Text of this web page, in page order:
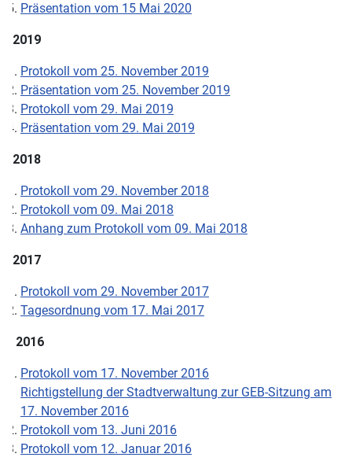
Präsentation vom 15 Mai 2020
2019
Protokoll vom 25. November 2019
Präsentation vom 25. November 2019
Protokoll vom 29. Mai 2019
Präsentation vom 29. Mai 2019
2018
Protokoll vom 29. November 2018
Protokoll vom 09. Mai 2018
Anhang zum Protokoll vom 09. Mai 2018
2017
Protokoll vom 29. November 2017
Tagesordnung vom 17. Mai 2017
2016
Protokoll vom 17. November 2016
Richtigstellung der Stadtverwaltung zur GEB-Sitzung am
17. November 2016
Protokoll vom 13. Juni 2016
Protokoll vom 12. Januar 2016